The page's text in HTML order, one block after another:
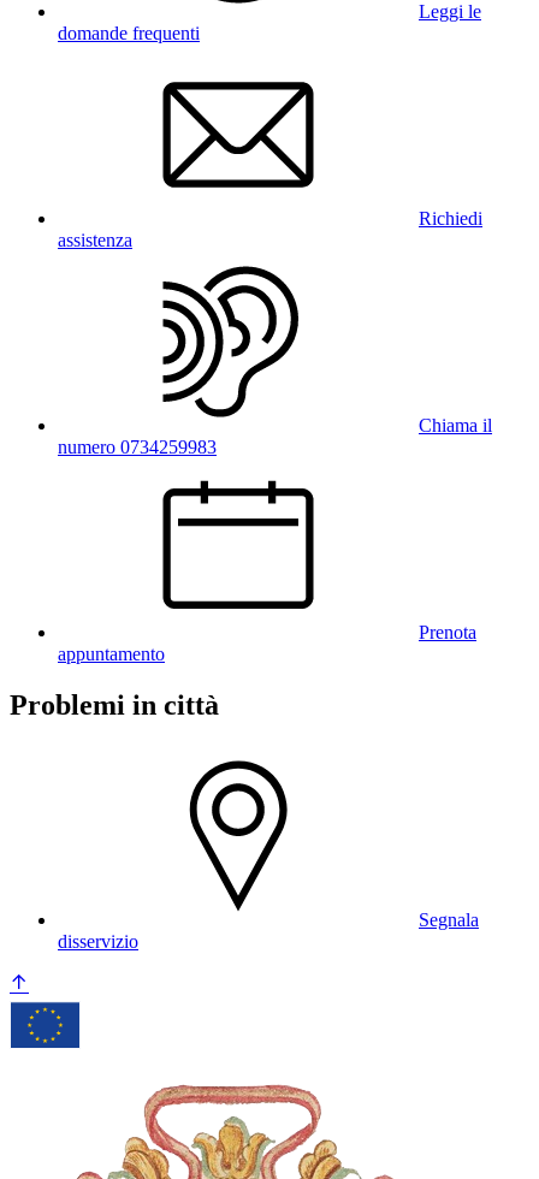
Leggi le
domande frequenti
Richiedi
assistenza
Chiama il
numero 0734259983
Prenota
appuntamento
Problemi in città
Segnala
disservizio